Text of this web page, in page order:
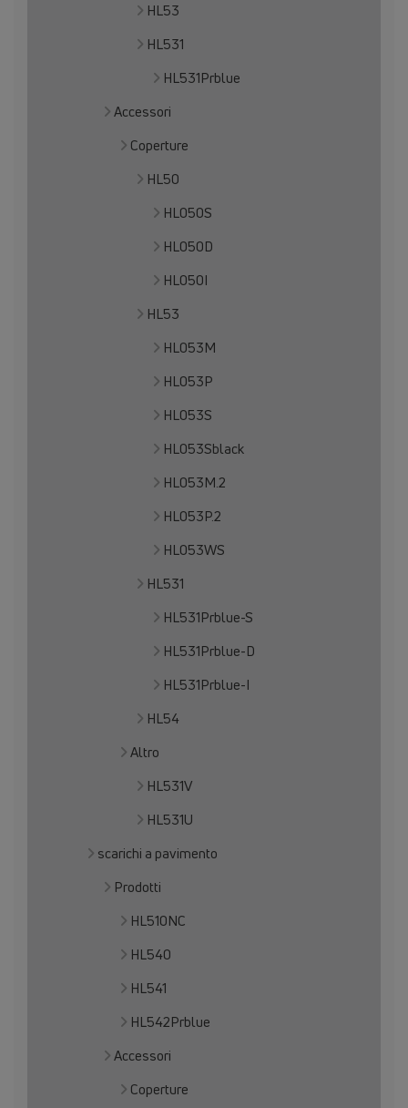
HL53
HL531
HL531Prblue
Accessori
Coperture
HL50
HL050S
HL050D
HL050I
HL53
HL053M
HL053P
HL053S
HL053Sblack
HL053M.2
HL053P.2
HL053WS
HL531
HL531Prblue-S
HL531Prblue-D
HL531Prblue-I
HL54
Altro
HL531V
HL531U
scarichi a pavimento
Prodotti
HL510NC
HL540
HL541
HL542Prblue
Accessori
Coperture